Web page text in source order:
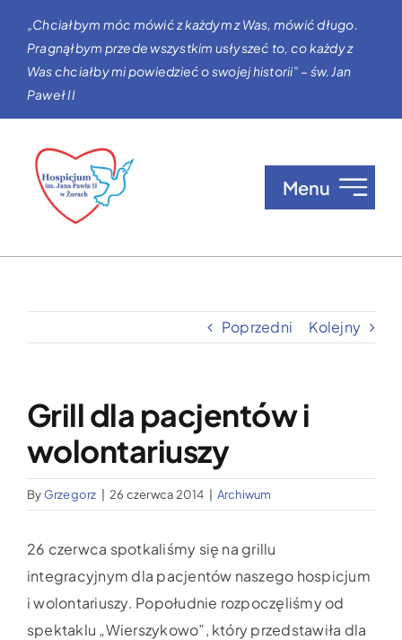
zawartości
„Chciałbym móc mówić z każdym z Was, mówić długo.
Pragnąłbym przede wszystkim usłyszeć to, co każdy z
Was chciałby mi powiedzieć o swojej historii” – św. Jan
Paweł II
Menu
Wypożyczalnia sprzętu medycznego
Aktualności
Kontakt
Poprzedni Kolejny
Grill dla pacjentów i
wolontariuszy
By Grzegorz 26 czerwca 2014 Archiwum
26 czerwca spotkaliśmy się na grillu
integracyjnym dla pacjentów naszego hospicjum
i wolontariuszy. Popołudnie rozpoczęliśmy od
spektaklu „Wierszykowo”, który przedstawiła dla